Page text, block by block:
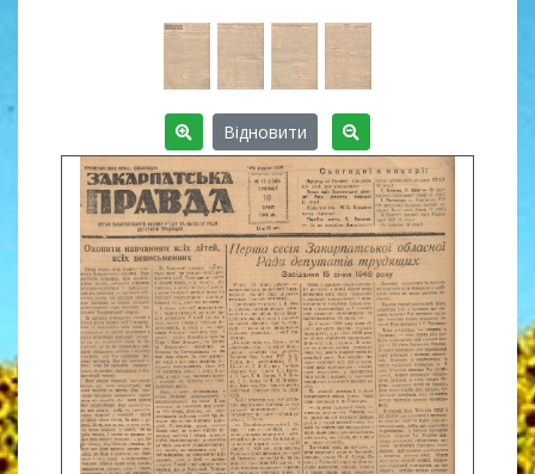
Відновити